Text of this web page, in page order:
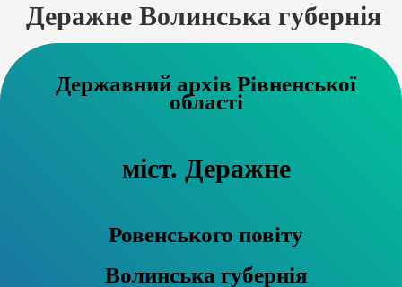
Деражне Волинська губернія
Державний архів Рівненської
області
міст. Деражне
Ровенського повіту
Волинська губернія